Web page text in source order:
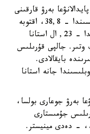
بەرۋ قارقىنى
پاۆلودار وبلىسىندا - 68,9, اقمولا وبلىسىندا - 38,8، اقتوبە
وبلىسىندا - 30,9، قىزىلوردا وبلىسىندا - 23, ال استانا
وتىر. جالپى قۇرىلىس
ءوسۋى رەسپۋبليكانىڭ 8 وڭىرىندە بايقالادى.
جانە استانا
بەرۋ جوعارى بولسا،
جۇمىستارى
- دەدى مينيستر.